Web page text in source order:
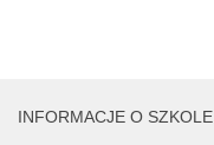
INFORMACJE O SZKOLE